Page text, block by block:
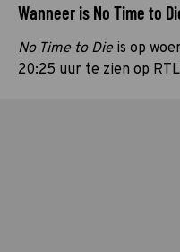
Wanneer is No Time to
No Time to Die is op
20:25 uur te zien op RTL